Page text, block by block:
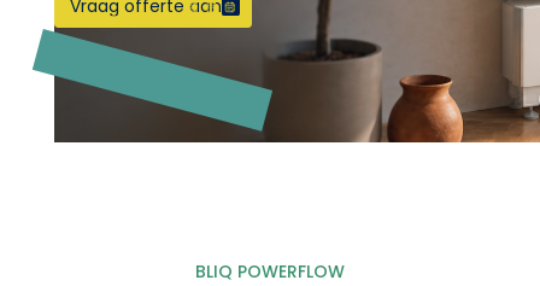
Vraag offerte aan
BLIQ POWERFLOW